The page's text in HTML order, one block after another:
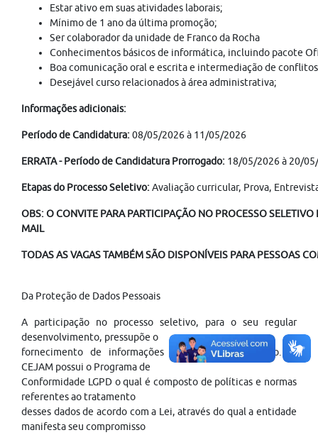
Estar ativo em suas atividades laborais;
Mínimo de 1 ano da última promoção;
Ser colaborador da unidade de Franco da Rocha
Conhecimentos básicos de informática, incluindo pacote
Boa comunicação oral e escrita e intermediação de
Desejável curso relacionados à área administrativa;
Informações adicionais:
Período de Candidatura:08/05/2026 à 11/05/2026
ERRATA - Período de Candidatura Prorrogado: 18/05/2026 à 20/
Etapas do Processo Seletivo:Avaliação curricular, Prova,
OBS: O CONVITE PARA PARTICIPAÇÃO NO PROCESSO SELETIVO
MAIL
TODAS AS VAGAS TAMBÉM SÃO DISPONÍVEIS PARA PESSOAS
Da Proteção de Dados Pessoais
A participação no processo seletivo, para o seu regular
desenvolvimento, pressupõe o
fornecimento de informações pessoais do candidato. O
CEJAM possui o Programa de
Conformidade LGPD o qual é composto de políticas e normas
referentes ao tratamento
desses dados de acordo com a Lei, através do qual a entidade
manifesta seu compromisso